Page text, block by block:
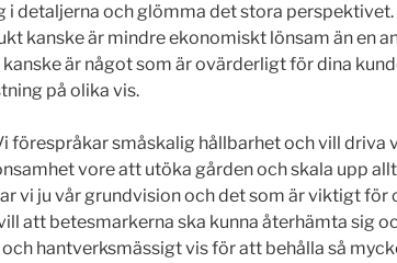
i detaljerna och glömma det stora perspektivet.
kanske är mindre ekonomiskt lönsam än en
är något som är ovärderligt för dina
på olika vis.
förespråkar småskalig hållbarhet och vill driva
vore att utöka gården och skala upp
vi ju vår grundvision och det som är viktigt för
att betesmarkerna ska kunna återhämta sig
hantverksmässigt vis för att behålla så